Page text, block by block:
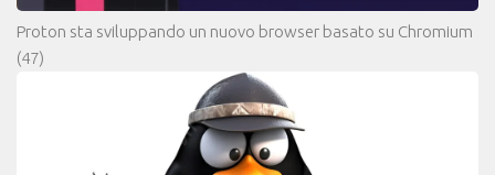
Proton sta sviluppando un nuovo browser basato su Chromium
(47)